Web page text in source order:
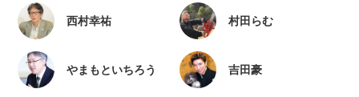
西村幸祐 村田らむ
やまもといちろう 吉田豪